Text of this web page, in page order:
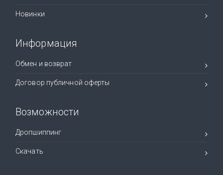
Новинки
Информация
Обмен и возврат
Договор публичной оферты
Возможности
Дропшиппинг
Скачать